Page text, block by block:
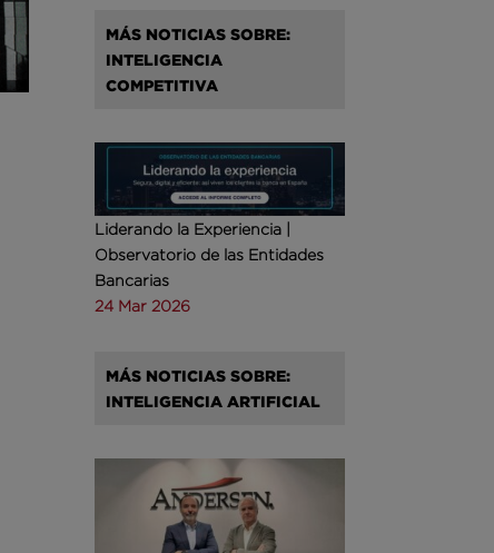
MÁS NOTICIAS SOBRE:
INTELIGENCIA
COMPETITIVA
Liderando la Experiencia |
Observatorio de las Entidades
Bancarias
24 Mar 2026
MÁS NOTICIAS SOBRE:
INTELIGENCIA ARTIFICIAL